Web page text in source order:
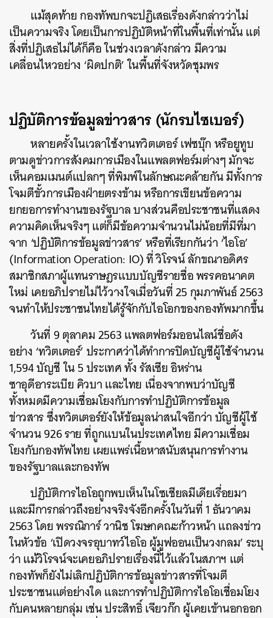
แม้สุดท้าย กองทัพบกจะปฏิเสธเรื่องดังกล่าวว่าไม่
เป็นความจริง โดยเป็นการปฏิบัติหน้าที่ในพื้นที่เท่านั้น แต่
สิ่งที่ปฏิเสธไม่ได้ก็คือ ในช่วงเวลาดังกล่าว มีความ
เคลื่อนไหวอย่าง ‘ผิดปกติ’ ในพื้นที่จังหวัดชุมพร
ปฏิบัติการข้อมูลข่าวสาร (นักรบไซเบอร์)
หลายครั้งในเวลาใช้งานทวิตเตอร์ เฟซบุ๊ก หรือยูทูบ
ตามดูข่าวการสังคมการเมืองในแพลตฟอร์มต่างๆ มักจะ
เห็นคอมเมนต์แปลกๆ ที่พิมพ์ในลักษณะคล้ายกัน มีทั้งการ
โจมตีขั้วการเมืองฝ่ายตรงข้าม หรือการเขียนข้อความ
ยกยอการทำงานของรัฐบาล บางส่วนคือประชาชนที่แสดง
ความคิดเห็นจริงๆ แต่ก็มีข้อความจำนวนไม่น้อยที่มีที่มา
จาก ‘ปฏิบัติการข้อมูลข่าวสาร’ หรือที่เรียกกันว่า ‘ไอโอ’
(Information Operation: IO) ที่ วิโรจน์ ลักขณาอดิศร
สมาชิกสภาผู้แทนราษฎรแบบบัญชีรายชื่อ พรรคอนาคต
ใหม่ เคยอภิปรายไม่ไว้วางใจเมื่อวันที่ 25 กุมภาพันธ์ 2563
จนทำให้ประชาชนไทยได้รู้จักกับไอโอกของกองทัพมากขึ้น
วันที่ 9 ตุลาคม 2563 แพลตฟอร์มออนไลน์ชื่อดัง
อย่าง ‘ทวิตเตอร์’ ประกาศว่าได้ทำการปิดบัญชีผู้ใช้จำนวน
1,594 บัญชี ใน 5 ประเทศ ทั้ง รัสเซีย อิหร่าน
ซาอุดีอาระเบีย คิวบา และไทย เนื่องจากพบว่าบัญชี
ทั้งหมดมีความเชื่อมโยงกับการทำปฏิบัติการข้อมูล
ข่าวสาร ซึ่งทวิตเตอร์ยังให้ข้อมูลน่าสนใจอีกว่า บัญชีผู้ใช้
จำนวน 926 ราย ที่ถูกแบนในประเทศไทย มีความเชื่อม
โยงกับกองทัพไทย เผยแพร่เนื้อหาสนับสนุนการทำงาน
ของรัฐบาลและกองทัพ
ปฏิบัติการไอโอถูกพบเห็นในโซเชียลมีเดียเรื่อยมา
และมีการกล่าวถึงอย่างจริงจังอีกครั้งในวันที่ 1 ธันวาคม
2563 โดย พรรณิการ์ วานิช โฆษกคณะก้าวหน้า แถลงข่าว
ในหัวข้อ ‘เปิดวงจรอุบาทว์ไอโอ ผู้มูฟออนเป็นวงกลม’ ระบุ
ว่า แม้วิโรจน์จะเคยอภิปรายเรื่องนี้ไว้แล้วในสภาฯ แต่
กองทัพก็ยังไม่เลิกปฏิบัติการข้อมูลข่าวสารที่โจมตี
ประชาชนแต่อย่างใด และการทำปฏิบัติการไอโอเชื่อมโยง
กับคนหลายกลุ่ม เช่น ประสิทธิ์ เจียวก๊ก ผู้เคยเข้านอกออก